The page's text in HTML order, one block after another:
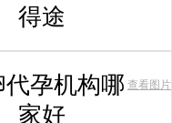
得途
代孕机构哪
家好
查看图片